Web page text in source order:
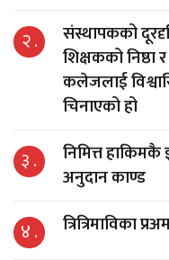
२ .
संस्थापकको
शिक्षकको निष्ठा
कलेजलाई
चिनाएको हो
३ .
निमित्त हाकिमकै
अनुदान काण्ड
४ . त्रित्रिमाविका